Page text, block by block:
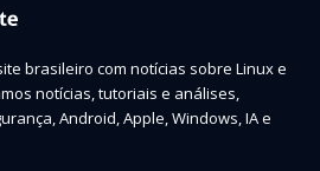
brasileiro com notícias sobre Linux e
notícias, tutoriais e análises,
Android, Apple, Windows, IA e